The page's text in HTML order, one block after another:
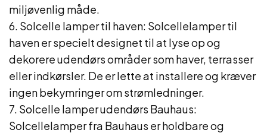
miljøvenlig måde.
6. Solcelle lamper til haven: Solcellelamper til
haven er specielt designet til at lyse op og
dekorere udendørs områder som haver, terrasser
eller indkørsler. De er lette at installere og kræver
ingen bekymringer om strømledninger.
7. Solcelle lamper udendørs Bauhaus:
Solcellelamper fra Bauhaus er holdbare og